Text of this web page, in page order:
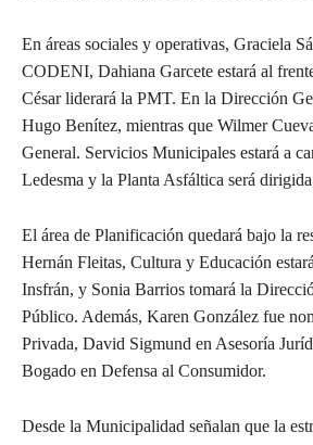
En áreas sociales y operativas, Graciela
CODENI, Dahiana Garcete estará al
César liderará la PMT. En la Dirección
Hugo Benítez, mientras que Wilmer
General. Servicios Municipales estará a
Ledesma y la Planta Asfáltica será
El área de Planificación quedará bajo la
Hernán Fleitas, Cultura y Educación
Insfrán, y Sonia Barrios tomará la
Público. Además, Karen González fue
Privada, David Sigmund en Asesoría
Bogado en Defensa al Consumidor.
Desde la Municipalidad señalan que la